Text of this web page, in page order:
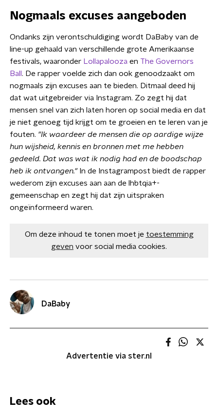
Nogmaals excuses aangeboden
Ondanks zijn verontschuldiging wordt DaBaby van de
line-up gehaald van verschillende grote Amerikaanse
festivals, waaronder Lollapalooza en The Governors
Ball . De rapper voelde zich dan ook genoodzaakt om
nogmaals zijn excuses aan te bieden. Ditmaal deed hij
dat wat uitgebreider via Instagram. Zo zegt hij dat
mensen snel van zich laten horen op social media en dat
je niet genoeg tijd krijgt om te groeien en te leren van je
fouten. "Ik waardeer de mensen die op aardige wijze
hun wijsheid, kennis en bronnen met me hebben
gedeeld. Dat was wat ik nodig had en de boodschap
heb ik ontvangen."In de Instagrampost biedt de rapper
wederom zijn excuses aan aan de lhbtqia+-
gemeenschap en zegt hij dat zijn uitspraken
ongeïnformeerd waren.
Om deze inhoud te tonen moet je toestemming
geven voor social media cookies.
DaBaby
Advertentie via ster.nl
Lees ook